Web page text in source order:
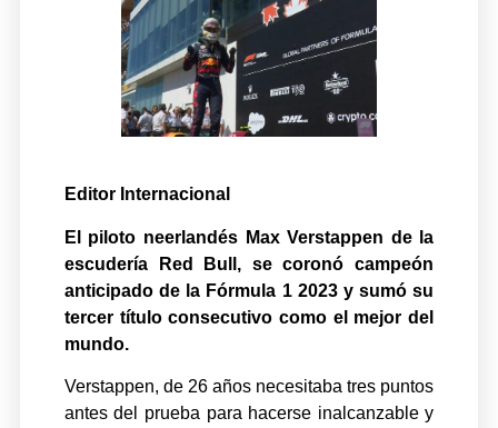
Editor Internacional
El piloto neerlandés Max Verstappen de la
escudería Red Bull, se coronó campeón
anticipado de la Fórmula 1 2023 y sumó su
tercer título consecutivo como el mejor del
mundo.
Verstappen, de 26 años necesitaba tres puntos
antes del prueba para hacerse inalcanzable y